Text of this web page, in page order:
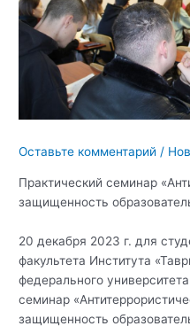
Оставьте комментарий /
Практический семинар
защищенность
20 декабря 2023 г. для
факультета Института
федерального
семинар
защищенность